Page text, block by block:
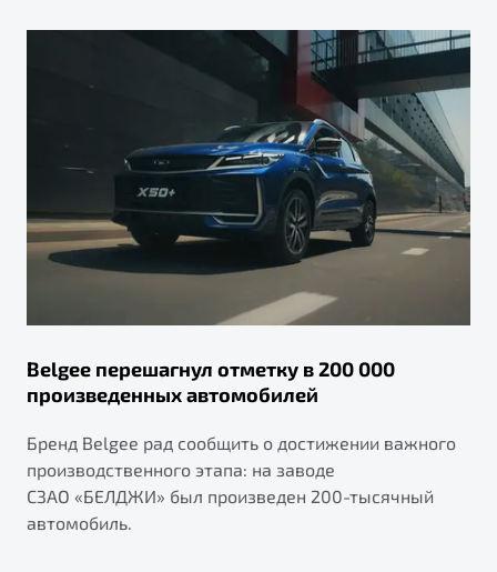
Belgee перешагнул отметку в 200 000
произведенных автомобилей
Бренд Belgee рад сообщить о достижении важного
производственного этапа: на заводе
СЗАО «БЕЛДЖИ» был произведен 200-тысячный
автомобиль.